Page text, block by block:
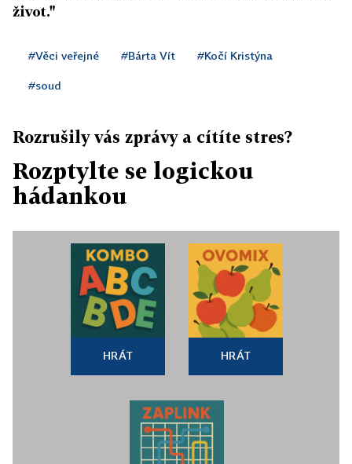
život."
#Věci veřejné #Bárta Vít #Kočí Kristýna
#soud
Rozrušily vás zprávy a cítíte stres?
Rozptylte se logickou
hádankou
HRÁT HRÁT